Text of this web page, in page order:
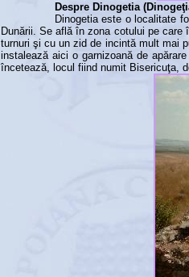
Despre Dinogetia
Dinogetia este o localitate
Dunării. Se află în zona cotului pe
turnuri şi cu un zid de incintă mult mai
instalează aici o garnizoană de
încetează, locul fiind numit Bisericuţa,